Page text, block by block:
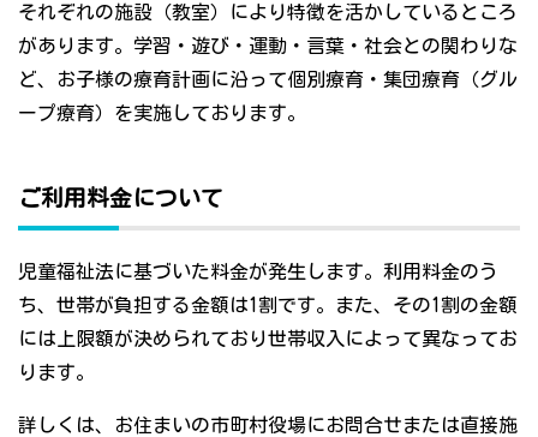
それぞれの施設（教室）により特徴を活かしているところ
があります。学習・遊び・運動・言葉・社会との関わりな
ど、お子様の療育計画に沿って個別療育・集団療育（グル
ープ療育）を実施しております。
ご利用料金について
児童福祉法に基づいた料金が発生します。利用料金のう
ち、世帯が負担する金額は1割です。また、その1割の金額
には上限額が決められており世帯収入によって異なってお
ります。
詳しくは、お住まいの市町村役場にお問合せまたは直接施